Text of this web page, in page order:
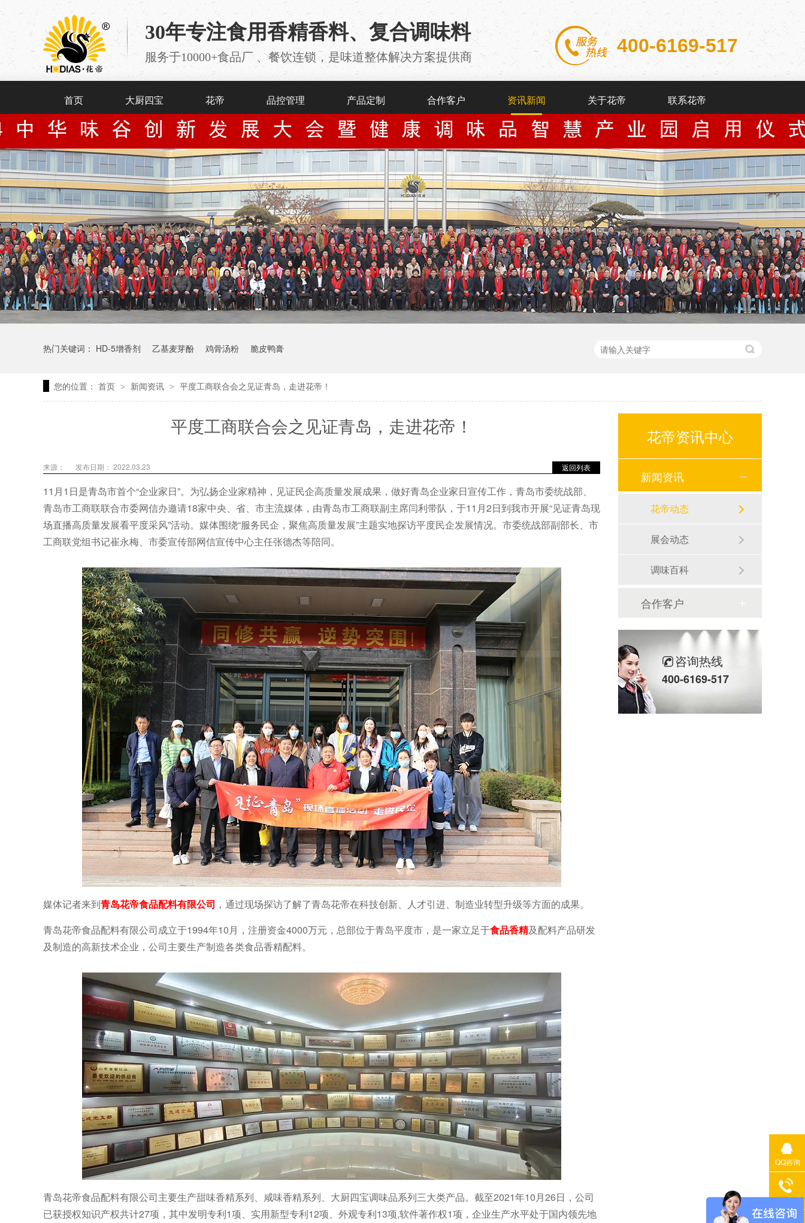
30年专注食用香精香料、复合调味料
服务于10000+食品厂 、餐饮连锁，是味道整体解决方案提供商
400-6169-517
首页 大厨四宝 花帝 品控管理 产品定制 合作客户 资讯新闻 关于花帝 联系花帝
热门关键词： HD-5增香剂 乙基麦芽酚 鸡骨汤粉 脆皮鸭膏
您的位置： 首页 > 新闻资讯 > 平度工商联合会之见证青岛，走进花帝！
平度工商联合会之见证青岛，走进花帝！
返回列表
来源： 发布日期： 2022.03.23
11月1日是青岛市首个“企业家日”。为弘扬企业家精神，见证民企高质量发展成果，做好青岛企业家日宣传工作，青岛市委统战部、
青岛市工商联联合市委网信办邀请18家中央、省、市主流媒体，由青岛市工商联副主席闫利带队，于11月2日到我市开展“见证青岛现
场直播高质量发展看平度采风”活动。媒体围绕“服务民企，聚焦高质量发展”主题实地探访平度民企发展情况。市委统战部副部长、市
工商联党组书记崔永梅、市委宣传部网信宣传中心主任张德杰等陪同。
媒体记者来到青岛花帝食品配料有限公司 ，通过现场探访了解了青岛花帝在科技创新、人才引进、制造业转型升级等方面的成果。
青岛花帝食品配料有限公司成立于1994年10月，注册资金4000万元，总部位于青岛平度市，是一家立足于食品香精及配料产品研发
及制造的高新技术企业，公司主要生产制造各类食品香精配料。
青岛花帝食品配料有限公司主要生产甜味香精系列、咸味香精系列、大厨四宝调味品系列三大类产品。截至2021年10月26日，公司
已获授权知识产权共计27项，其中发明专利1项、实用新型专利12项、外观专利13项,软件著作权1项，企业生产水平处于国内领先地
花帝资讯中心
新闻资讯
花帝动态
展会动态
调味百科
合作客户
咨询热线
400-6169-517
QQ咨询
400电话